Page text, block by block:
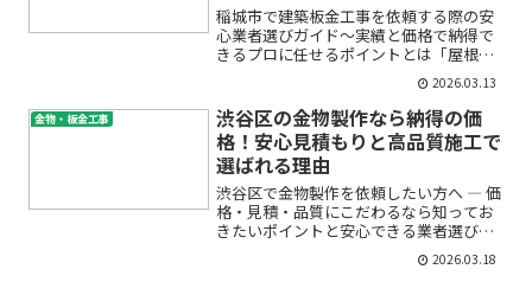
稲城市で建築板金工事を依頼する際の安
心業者選びガイド〜実績と価格で納得で
きるプロに任せるポイントとは「屋根や
外壁の劣化が気になるけど、どの業者に
頼めばいいのか不安」「金属屋根やガル
バリウム鋼板の工事、雨樋や軒先の修理
ってどこまで頼めるの？」...
2026.03.13
金物・板金工事
渋谷区の金物製作なら納得の価
格！安心見積もりと高品質施工で
選ばれる理由
渋谷区で金物製作を依頼したい方へ ― 価
格・見積・品質にこだわるなら知ってお
きたいポイントと安心できる業者選び
「渋谷区で金物製作を頼みたいけど、費
用や見積もりが不安…」「価格が適正な
2026.03.18